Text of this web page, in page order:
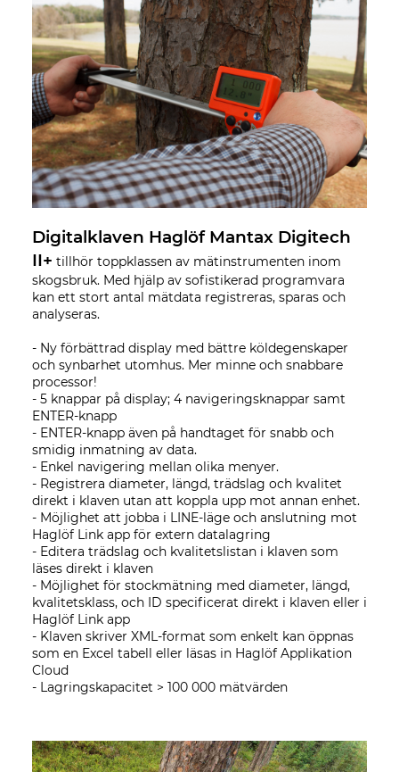
Digitalklaven Haglöf Mantax Digitech
II+ tillhör toppklassen av mätinstrumenten inom
skogsbruk. Med hjälp av sofistikerad programvara
kan ett stort antal mätdata registreras, sparas och
analyseras.
- Ny förbättrad display med bättre köldegenskaper
och synbarhet utomhus. Mer minne och snabbare
processor!
- 5 knappar på display; 4 navigeringsknappar samt
ENTER-knapp
- ENTER-knapp även på handtaget för snabb och
smidig inmatning av data.
- Enkel navigering mellan olika menyer.
- Registrera diameter, längd, trädslag och kvalitet
direkt i klaven utan att koppla upp mot annan enhet.
- Möjlighet att jobba i LINE-läge och anslutning mot
Haglöf Link app för extern datalagring
- Editera trädslag och kvalitetslistan i klaven som
läses direkt i klaven
- Möjlighet för stockmätning med diameter, längd,
kvalitetsklass, och ID specificerat direkt i klaven eller i
Haglöf Link app
- Klaven skriver XML-format som enkelt kan öppnas
som en Excel tabell eller läsas in Haglöf Applikation
Cloud
- Lagringskapacitet > 100 000 mätvärden